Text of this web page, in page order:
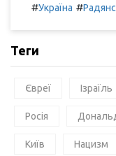
#Україна #
Теги
Євреї Ізраїль
Росія
Київ Нацизм